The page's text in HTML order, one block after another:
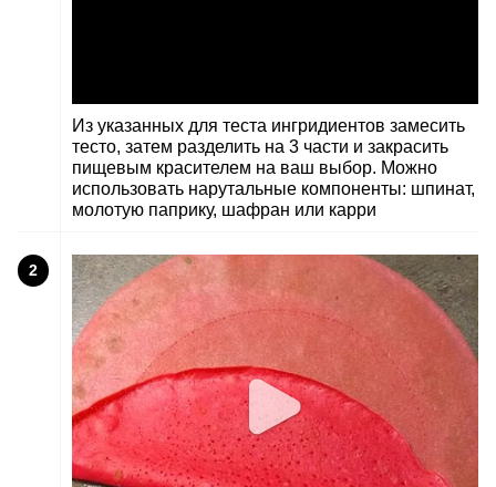
Из указанных для теста ингридиентов замесить
тесто, затем разделить на 3 части и закрасить
пищевым красителем на ваш выбор. Можно
использовать нарутальные компоненты: шпинат,
молотую паприку, шафран или карри
2